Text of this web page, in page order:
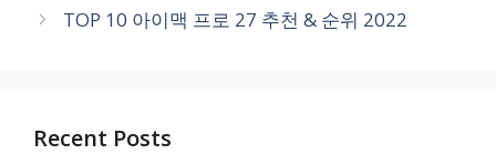
리
TOP 10 아이맥 프로 27 추천 & 순위 2022
Recent Posts